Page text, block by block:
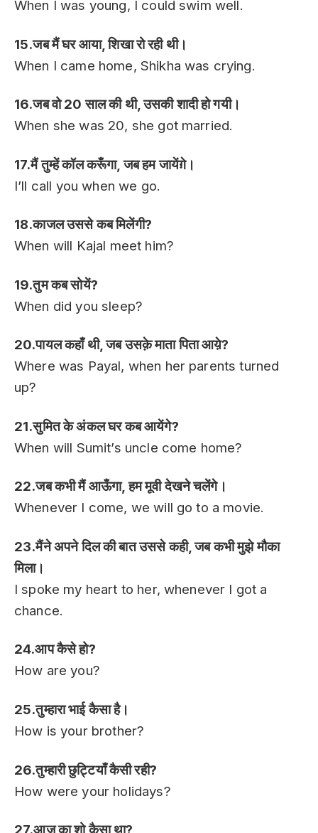
When I was young, I could swim well.
15.जब मैं घर आया, शिखा रो रही थी।
When I came home, Shikha was crying.
16.जब वो 20 साल की थी, उसकी शादी हो गयी।
When she was 20, she got married.
17.मैं तुम्हें कॉल करूँगा, जब हम जायेंग़े।
I’ll call you when we go.
18.काजल उससे कब मिलेंगी?
When will Kajal meet him?
19.तुम कब सोयें?
When did you sleep?
20.पायल कहाँ थी, जब उसक़े माता पिता आय़े?
Where was Payal, when her parents turned
up?
21.सुमित के अंकल घर कब आयेंगे?
When will Sumit’s uncle come home?
22.जब कभी मैं आऊँगा, हम मूवी देखने चलेंगे।
Whenever I come, we will go to a movie.
23.मैंने अपने दिल की बात उससे कही, जब कभी मुझे मौका
मिला।
I spoke my heart to her, whenever I got a
chance.
24.आप कैसे हो?
How are you?
25.तुम्हारा भाई कैसा है।
How is your brother?
26.तुम्हारी छुट्टियाँ कैसी रही?
How were your holidays?